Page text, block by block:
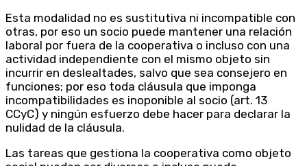
Esta modalidad no es sustitutiva ni incompatible con
otras, por eso un socio puede mantener una relación
laboral por fuera de la cooperativa o incluso con una
actividad independiente con el mismo objeto sin
incurrir en deslealtades, salvo que sea consejero en
funciones; por eso toda cláusula que imponga
incompatibilidades es inoponible al socio (art. 13
CCyC) y ningún esfuerzo debe hacer para declarar la
nulidad de la cláusula.
Las tareas que gestiona la cooperativa como objeto